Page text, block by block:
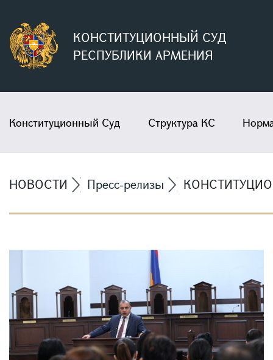
КОНСТИТУЦИОННЫЙ СУД
РЕСПУБЛИКИ АРМЕНИЯ
Конституционный Суд Структура КС
НОВОСТИ Пресс-релизы